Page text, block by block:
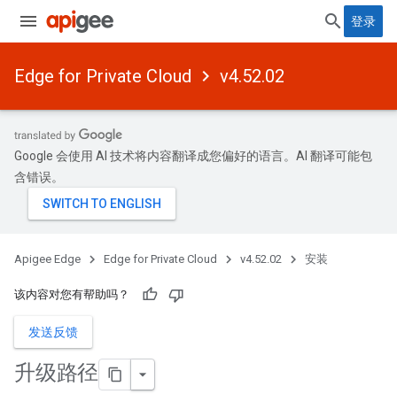
登录
Edge for Private Cloud v4.52.02
Google 会使用 AI 技术将内容翻译成您偏好的语言。AI 翻译可能包
含错误。
Apigee Edge Edge for Private Cloud v4.52.02 安装
该内容对您有帮助吗？
发送反馈
升级路径